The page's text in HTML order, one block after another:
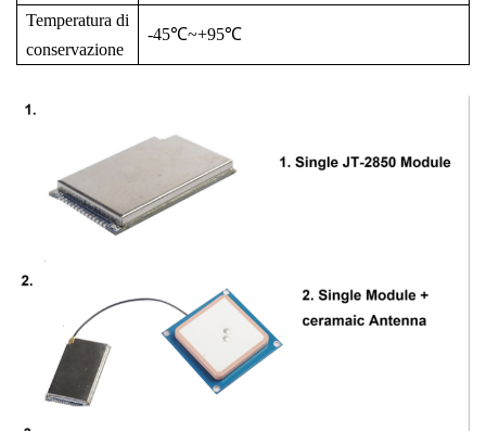
Temperatura di
conservazione
-45℃~+95℃